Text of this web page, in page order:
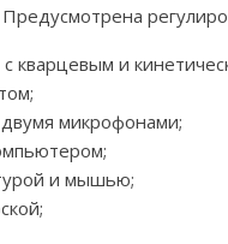
кварцевым и
двумя микрофонами;
и мышью;